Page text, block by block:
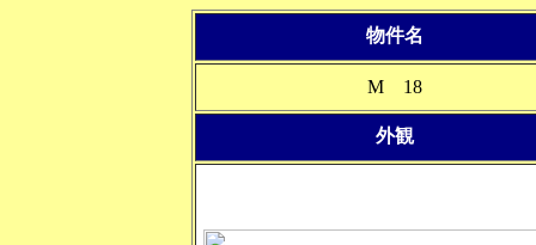
物件名
M 18
外観